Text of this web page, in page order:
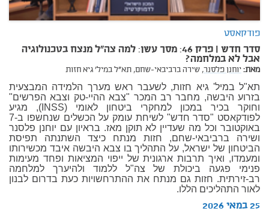
פודקאסט
סדר חדש | פרק 46: מסך עשן: למה צה"ל מנצח בטכנולוגיה
אבל לא במלחמה?
מאת:יוחנן פלסנר, שירה ברביבאי-שחם, תא"ל במיל' גיא חזות
תא"ל במיל' גיא חזות, לשעבר ראש מערך הלמידה המבצעית
בזרוע היבשה, מחבר רב המכר "צבא ההיי-טק וצבא הפרשים"
וחוקר בכיר במכון למחקרי ביטחון לאומי (INSS), מגיע
לפודקאסט "סדר חדש" לשיחת עומק על הכשלים שנחשפו ב-7
באוקטובר וכל מה שעדיין לא תוקן מאז. בראיון עם יוחנן פלסנר
ושירה ברביבאי-שחם, חזות מנתח כיצד השתנתה תפיסת
הביטחון של ישראל, על התהליך בו צבא היבשה איבד מכשירותו
ומעמדו, ואיך תרבות ארגונית של ייפוי המציאות ופחד מעימות
פנימי פגעה ביכולת של צה"ל ללמוד ולהיערך למלחמה
רב-זירתית. חזות גם מנתח את ההתרחשויות כעת בדרום לבנון
לאור התהליכים הללו.
25 במאי 2026